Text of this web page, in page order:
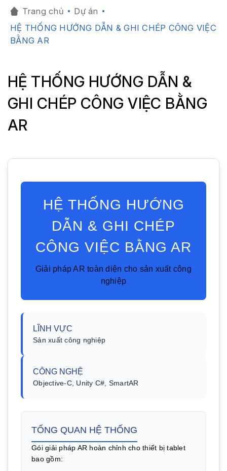
Trang chủ
Dự án
HỆ THỐNG HƯỚNG DẪN & GHI CHÉP CÔNG VIỆC
BẰNG AR
HỆ THỐNG HƯỚNG DẪN &
GHI CHÉP CÔNG VIỆC BẰNG
AR
HỆ THỐNG HƯỚNG
DẪN & GHI CHÉP
CÔNG VIỆC BẰNG AR
Giải pháp AR toàn diện cho sản xuất công
nghiệp
LĨNH VỰC
Sản xuất công nghiệp
CÔNG NGHỆ
Objective-C, Unity C#, SmartAR
TỔNG QUAN HỆ THỐNG
Gói giải pháp AR hoàn chỉnh cho thiết bị tablet
bao gồm: